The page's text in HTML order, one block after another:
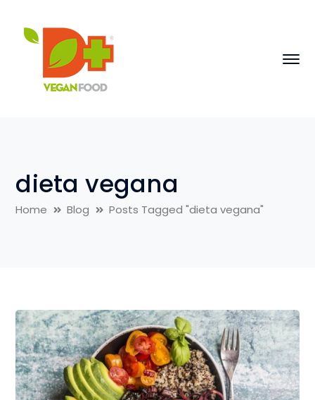
dieta vegana
Home Blog Posts Tagged "dieta vegana"